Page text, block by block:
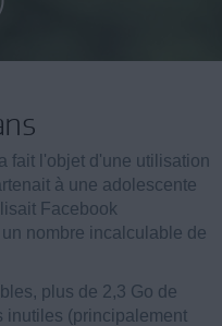
fait l'objet d'une utilisation
à une adolescente
Facebook
nombre incalculable de
plus de 2,3 Go de
inutiles (principalement